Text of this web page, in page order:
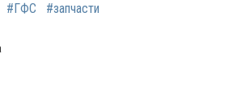
#ГФС #запчасти